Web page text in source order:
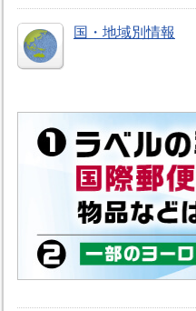
国・地域別情報